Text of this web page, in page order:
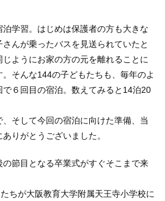
学習。はじめは保護者の方も大きな
んが乗ったバスを見送られていたと
ようにお家の方の元を離れることに
そんな144の子どもたちも、毎年のよ
で６回目の宿泊。数えてみると14泊20
そして今回の宿泊に向けた準備、当
りがとうございました。
節目となる卒業式がすぐそこまで来
ちが大阪教育大学附属天王寺小学校に